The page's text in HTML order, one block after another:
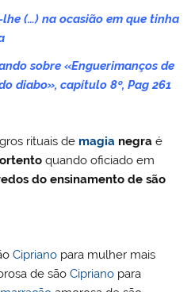
(…) na ocasião em que tinha
sobre «Enguerimanços de
diabo», capítulo 8º, Pag 261
rituais de magia negra é
quando oficiado em
do ensinamento de são
Cipriano para mulher mais
de sãoCipriano para